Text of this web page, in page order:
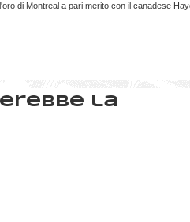
di Montreal a pari merito con il canadese
la